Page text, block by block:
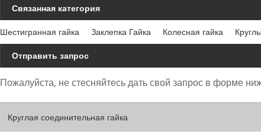
Связанная категория
Шестигранная гайка Заклепка Гайка Колесная гайка
Отправить запрос
Пожалуйста, не стесняйтесь дать свой запрос в форме